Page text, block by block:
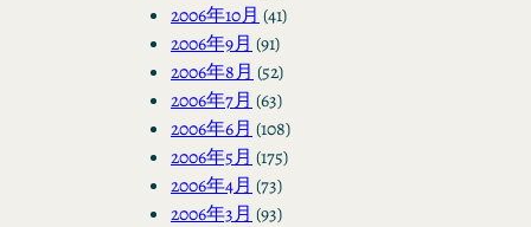
2006年10月 (41)
2006年9月 (91)
2006年8月 (52)
2006年7月 (63)
2006年6月 (108)
2006年5月 (175)
2006年4月 (73)
2006年3月 (93)